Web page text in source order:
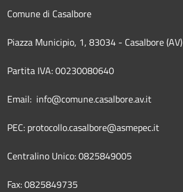
Comune di Casalbore
Piazza Municipio, 1, 83034 - Casalbore (AV)
Partita IVA: 00230080640
Email: info@comune.casalbore.av.it
PEC: protocollo.casalbore@asmepec.it
Centralino Unico: 0825849005
Fax: 0825849735